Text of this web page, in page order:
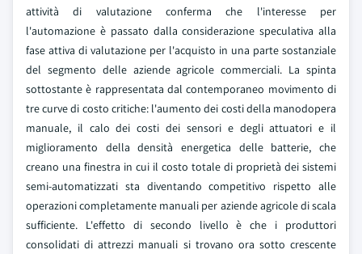
attività di valutazione conferma che l'interesse per
l'automazione è passato dalla considerazione speculativa alla
fase attiva di valutazione per l'acquisto in una parte sostanziale
del segmento delle aziende agricole commerciali. La spinta
sottostante è rappresentata dal contemporaneo movimento di
tre curve di costo critiche: l'aumento dei costi della manodopera
manuale, il calo dei costi dei sensori e degli attuatori e il
miglioramento della densità energetica delle batterie, che
creano una finestra in cui il costo totale di proprietà dei sistemi
semi-automatizzati sta diventando competitivo rispetto alle
operazioni completamente manuali per aziende agricole di scala
sufficiente. L'effetto di secondo livello è che i produttori
consolidati di attrezzi manuali si trovano ora sotto crescente